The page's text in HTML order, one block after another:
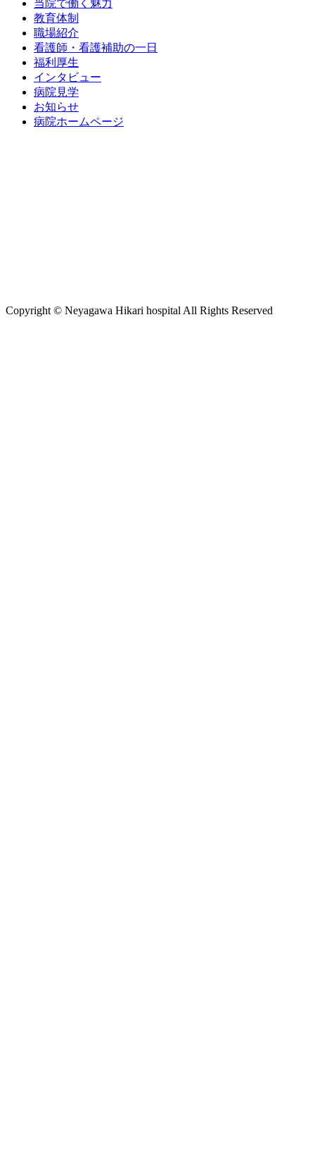
当院で働く魅力
教育体制
職場紹介
看護師・看護補助の一日
福利厚生
インタビュー
病院見学
お知らせ
病院ホームページ
Copyright © Neyagawa Hikari hospital All Rights Reserved